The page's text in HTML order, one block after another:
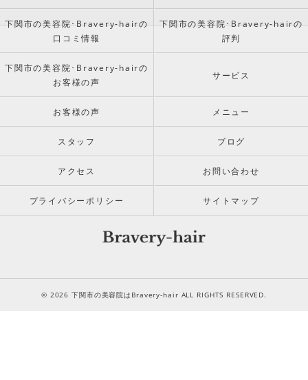
下関市の美容院･Bravery-hairの
口コミ情報
下関市の美容院･Bravery-hairの
評判
下関市の美容院･Bravery-hairの
お客様の声
サービス
お客様の声 メニュー
スタッフ ブログ
アクセス お問い合わせ
プライバシーポリシー サイトマップ
© 2026 下関市の美容院はBravery-hair ALL RIGHTS RESERVED.